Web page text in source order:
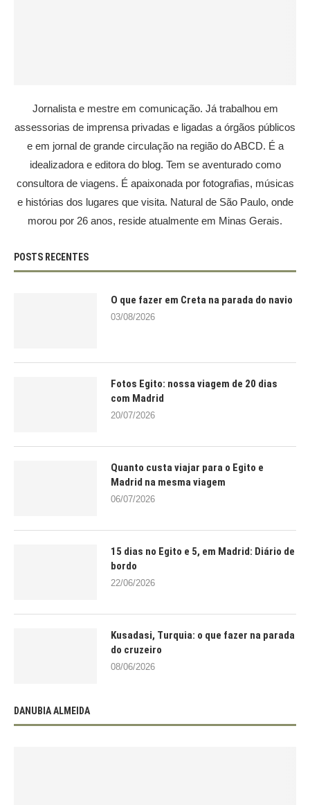
Jornalista e mestre em comunicação. Já trabalhou em
assessorias de imprensa privadas e ligadas a órgãos públicos
e em jornal de grande circulação na região do ABCD. É a
idealizadora e editora do blog. Tem se aventurado como
consultora de viagens. É apaixonada por fotografias, músicas
e histórias dos lugares que visita. Natural de São Paulo, onde
morou por 26 anos, reside atualmente em Minas Gerais.
POSTS RECENTES
O que fazer em Creta na parada do navio
03/08/2026
Fotos Egito: nossa viagem de 20 dias
com Madrid
20/07/2026
Quanto custa viajar para o Egito e
Madrid na mesma viagem
06/07/2026
15 dias no Egito e 5, em Madrid: Diário de
bordo
22/06/2026
Kusadasi, Turquia: o que fazer na parada
do cruzeiro
08/06/2026
DANUBIA ALMEIDA